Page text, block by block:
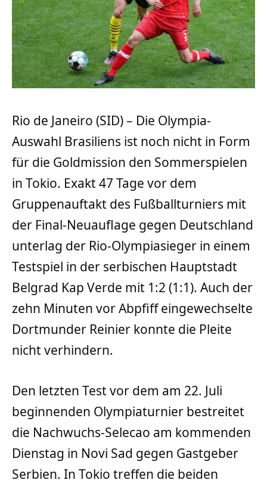
Rio de Janeiro (SID) – Die Olympia-
Auswahl Brasiliens ist noch nicht in Form
für die Goldmission den Sommerspielen
in Tokio. Exakt 47 Tage vor dem
Gruppenauftakt des Fußballturniers mit
der Final-Neuauflage gegen Deutschland
unterlag der Rio-Olympiasieger in einem
Testspiel in der serbischen Hauptstadt
Belgrad Kap Verde mit 1:2 (1:1). Auch der
zehn Minuten vor Abpfiff eingewechselte
Dortmunder Reinier konnte die Pleite
nicht verhindern.
Den letzten Test vor dem am 22. Juli
beginnenden Olympiaturnier bestreitet
die Nachwuchs-Selecao am kommenden
Dienstag in Novi Sad gegen Gastgeber
Serbien. In Tokio treffen die beiden